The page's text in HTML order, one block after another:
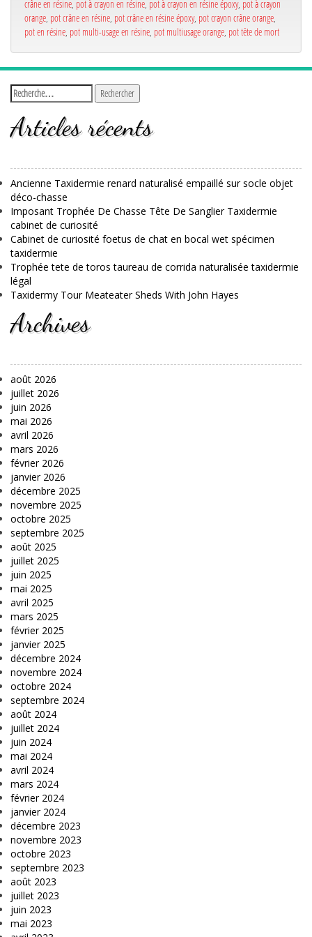
crâne en résine pot à crayon en résine pot à crayon en résine époxy, pot à crayon
orange pot crâne en résine pot crâne en résine époxy, pot crayon crâne orange
pot en résine pot multi-usage en résine pot multiusage orange pot tête de mort
Articles récents
Ancienne Taxidermie renard naturalisé empaillé sur socle objet
déco-chasse
Imposant Trophée De Chasse Tête De Sanglier Taxidermie
cabinet de curiosité
Cabinet de curiosité foetus de chat en bocal wet spécimen
taxidermie
Trophée tete de toros taureau de corrida naturalisée taxidermie
légal
Taxidermy Tour Meateater Sheds With John Hayes
Archives
août 2026
juillet 2026
juin 2026
mai 2026
avril 2026
mars 2026
février 2026
janvier 2026
décembre 2025
novembre 2025
octobre 2025
septembre 2025
août 2025
juillet 2025
juin 2025
mai 2025
avril 2025
mars 2025
février 2025
janvier 2025
décembre 2024
novembre 2024
octobre 2024
septembre 2024
août 2024
juillet 2024
juin 2024
mai 2024
avril 2024
mars 2024
février 2024
janvier 2024
décembre 2023
novembre 2023
octobre 2023
septembre 2023
août 2023
juillet 2023
juin 2023
mai 2023